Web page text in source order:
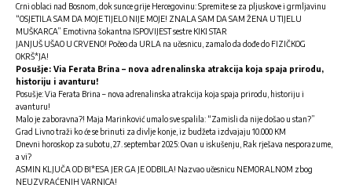
Crni oblaci nad Bosnom, dok sunce grije Hercegovinu: Spremite se za pljuskove i grmljavinu
“OSJETILA SAM DA MOJE TIJELO NIJE MOJE! ZNALA SAM DA SAM ŽENA U TIJELU
MUŠKARCA” Emotivna šokantna ISPOVIJEST sestre KIKI STAR
JANJUŠ UŠAO U CRVENO! Počeo da URLA na učesnicu, zamalo da dođe do FIZIČKOG
OKRŠ*JA!
Posušje: Via Ferata Brina – nova adrenalinska atrakcija koja spaja prirodu,
historiju i avanturu!
Posušje: Via Ferata Brina – nova adrenalinska atrakcija koja spaja prirodu, historiju i
avanturu!
Malo je zaboravna?! Maja Marinković umalo sve spalila: “Zamisli da nije došao u stan?”
Grad Livno traži ko će se brinuti za divlje konje, iz budžeta izdvajaju 10.000 KM
Dnevni horoskop za subotu, 27. septembar 2025: Ovan u iskušenju, Rak rješava nesporazume,
a vi?
ASMIN KLJUČA OD BI*ESA JER GA JE ODBILA! Nazvao učesnicu NEMORALNOM zbog
NEUZVRAĆENIH VARNICA!